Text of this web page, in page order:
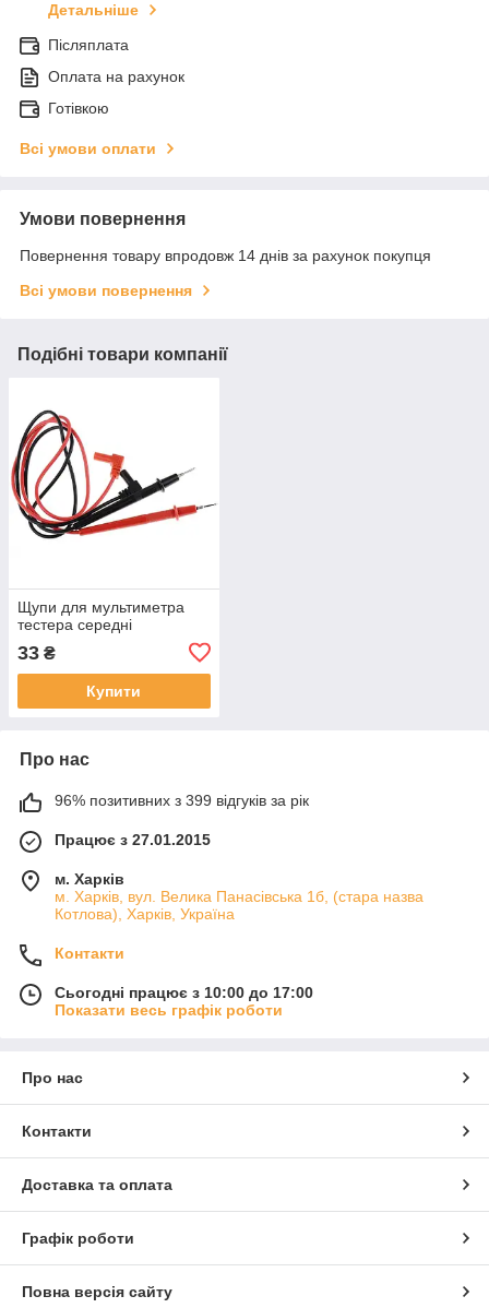
Детальніше
Післяплата
Оплата на рахунок
Готівкою
Всі умови оплати
Умови повернення
Повернення товару впродовж 14 днів за рахунок покупця
Всі умови повернення
Подібні товари компанії
Щупи для мультиметра
тестера середні
33 ₴
Купити
Про нас
96% позитивних з 399 відгуків за рік
Працює з 27.01.2015
м. Харків
м. Харків, вул. Велика Панасівська 1б, (стара назва
Котлова), Харків, Україна
Контакти
Сьогодні працює з 10:00 до 17:00
Показати весь графік роботи
Про нас
Контакти
Доставка та оплата
Графік роботи
Повна версія сайту